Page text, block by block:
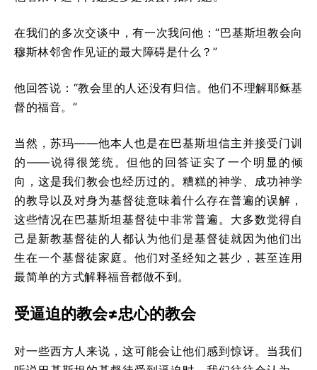
在我们的多次交谈中，有一次我问他：“巴基斯坦教会向
穆斯林邻舍作见证的最大障碍是什么？”
他回答说：“教会里的人还没有归信。他们不理解耶稣基
督的福音。”
当然，苏玛——他本人也是在巴基斯坦信主并接受门训
的——说得很笼统。但他的回答证实了一个明显的倾
向，这是我们教会也经历过的。糟糕的神学、成功神学
的教导以及对身为基督徒意味着什么存在普遍的误解，
这些情况在巴基斯坦基督徒中非常普遍。大多数觉得自
己是新教基督徒的人都认为他们是基督徒就因为他们出
生在一个基督徒家庭。他们对圣经知之甚少，甚至连用
最简单的方式解释福音都做不到。
受逼迫的教会≠忠心的教会
对一些西方人来说，这可能会让他们感到惊讶。当我们